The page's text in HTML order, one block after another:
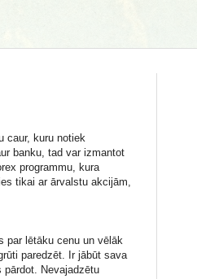
caur, kuru notiek
banku, tad var izmantot
programmu, kura
tikai ar ārvalstu akcijām,
par lētāku cenu un vēlāk
paredzēt. Ir jābūt sava
Nevajadzētu